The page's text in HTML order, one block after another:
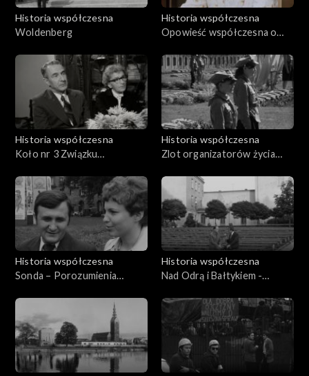
Historia współczesna
Woldenberg
Historia współczesna
Opowieść współczesna o
żyjącym oficerze obrony
Westerplatte
Historia współczesna
Koło nr 3 Związku
Demokrację
Historia współczesna
Zlot organizatorów życia
Dolnego Śląska w latach
1945-1948
Historia współczesna
Sonda – Porozumienia
Historia współczesna
Nad Odrą i Bałtykiem -